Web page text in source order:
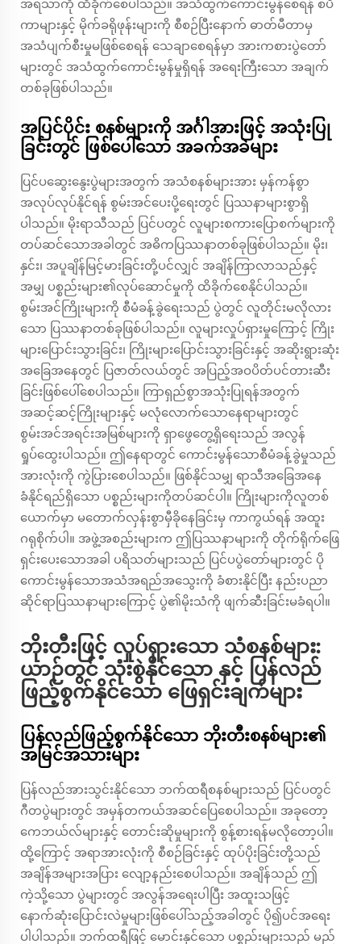
အရသာကို ထိခိုက်စေပါသည်။ အသံထွက်ကောင်းမွန်စေရန် စပီ
ကာများနှင့် မိုက်ခရိုဖုန်းများကို စီစဉ်ပြီးနောက် ဓာတ်မီတာမှ
အသံပျက်စီးမှုမဖြစ်စေရန် သေချာစေရန်မှာ အားကစားပွဲတော်
များတွင် အသံထွက်ကောင်းမွန်မှုရှိရန် အရေးကြီးသော အချက်
တစ်ခုဖြစ်ပါသည်။
အပြင်ပိုင်း စနစ်များကို အင်္ဂါအားဖြင့် အသုံးပြု
ခြင်းတွင် ဖြစ်ပေါ်သော အခက်အခဲများ
ပြင်ပဆွေးနွေးပွဲများအတွက် အသံစနစ်များအား မှန်ကန်စွာ
အလုပ်လုပ်နိုင်ရန် စွမ်းအင်ပေးပို့ရေးတွင် ပြဿနာများစွာရှိ
ပါသည်။ မိုးရာသီသည် ပြင်ပတွင် လူများစကားပြောစက်များကို
တပ်ဆင်သောအခါတွင် အဓိကပြဿနာတစ်ခုဖြစ်ပါသည်။ မိုး၊
နှင်း၊ အပူချိန်မြင့်မားခြင်းတို့ပင်လျှင် အချိန်ကြာလာသည်နှင့်
အမျှ ပစ္စည်းများ၏လုပ်ဆောင်မှုကို ထိခိုက်စေနိုင်ပါသည်။
စွမ်းအင်ကြိုးများကို စီမံခန့်ခွဲရေးသည် ပွဲတွင် လူတိုင်းမလိုလား
သော ပြဿနာတစ်ခုဖြစ်ပါသည်။ လူများလှုပ်ရှားမှုကြောင့် ကြိုး
များပြောင်းသွားခြင်း၊ ကြိုးများပြောင်းသွားခြင်းနှင့် အဆိုးရွားဆုံး
အခြေအနေတွင် ပြဇာတ်လယ်တွင် အပြည့်အဝပိတ်ပင်တားဆီး
ခြင်းဖြစ်ပေါ်စေပါသည်။ ကြာရှည်စွာအသုံးပြုရန်အတွက်
အဆင့်ဆင့်ကြိုးများနှင့် မလုံလောက်သောနေရာများတွင်
စွမ်းအင်အရင်းအမြစ်များကို ရှာဖွေတွေ့ရှိရေးသည် အလွန်
ရှုပ်ထွေးပါသည်။ ဤနေရာတွင် ကောင်းမွန်သောစီမံခန့်ခွဲမှုသည်
အားလုံးကို ကွဲပြားစေပါသည်။ ဖြစ်နိုင်သမျှ ရာသီအခြေအနေ
ခံနိုင်ရည်ရှိသော ပစ္စည်းများကိုတပ်ဆင်ပါ။ ကြိုးများကိုလူတစ်
ယောက်မှာ မတောက်လှန်းစွာမှီခိုနေခြင်းမှ ကာကွယ်ရန် အထူး
ဂရုစိုက်ပါ။ အဖွဲ့အစည်းများက ဤပြဿနာများကို တိုက်ရိုက်ဖြေ
ရှင်းပေးသောအခါ ပရိသတ်များသည် ပြင်ပပွဲတော်များတွင် ပို
ကောင်းမွန်သောအသံအရည်အသွေးကို ခံစားနိုင်ပြီး နည်းပညာ
ဆိုင်ရာပြဿနာများကြောင့် ပွဲ၏မိုးသံကို ဖျက်ဆီးခြင်းမခံရပါ။
ဘိုးတီးဖြင့် လှုပ်ရှားသော သံစနစ်များ:
ယာဉ်တွင် သုံးစွဲနိုင်သော နှင့် ပြန်လည်
ဖြည့်စွက်နိုင်သော ဖြေရှင်းချက်များ
ပြန်လည်ဖြည့်စွက်နိုင်သော ဘိုးတီးစနစ်များ၏
အမြင်အသားများ
ပြန်လည်အားသွင်းနိုင်သော ဘက်ထရီစနစ်များသည် ပြင်ပတွင်
ဂီတပွဲများတွင် အမှန်တကယ်အဆင်ပြေစေပါသည်။ အခုတော့
ကေဘယ်လ်များနှင့် တောင်းဆိုမှုများကို စွန့်စားရန်မလိုတော့ပါ။
ထို့ကြောင့် အရာအားလုံးကို စီစဉ်ခြင်းနှင့် ထုပ်ပိုးခြင်းတို့သည်
အချိန်အများအပြား လျော့နည်းစေပါသည်။ အချိန်သည် ဤ
ကဲ့သို့သော ပွဲများတွင် အလွန်အရေးပါပြီး အထူးသဖြင့်
နောက်ဆုံးပြောင်းလဲမှုများဖြစ်ပေါ်သည့်အခါတွင် ပို၍ပင်အရေး
ပါပါသည်။ ဘက်ထရီဖြင့် မောင်းနှင်သော ပစ္စည်းများသည် မည်